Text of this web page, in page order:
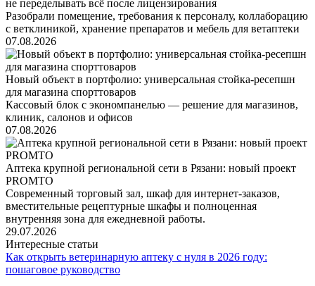
не переделывать всё после лицензирования
Разобрали помещение, требования к персоналу, коллаборацию
с ветклиникой, хранение препаратов и мебель для ветаптеки
07.08.2026
Новый объект в портфолио: универсальная стойка-ресепшн
для магазина спорттоваров
Кассовый блок с экономпанелью — решение для магазинов,
клиник, салонов и офисов
07.08.2026
Аптека крупной региональной сети в Рязани: новый проект
PROMTO
Современный торговый зал, шкаф для интернет-заказов,
вместительные рецептурные шкафы и полноценная
внутренняя зона для ежедневной работы.
29.07.2026
Интересные статьи
Как открыть ветеринарную аптеку с нуля в 2026 году:
пошаговое руководство